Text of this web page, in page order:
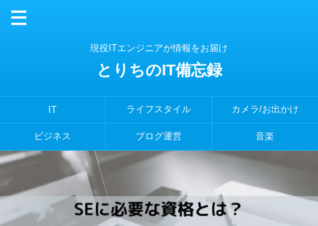
現役ITエンジニアが情報をお届け
とりちのIT備忘録
IT ライフスタイル カメラ/お出かけ
ビジネス ブログ運営 音楽